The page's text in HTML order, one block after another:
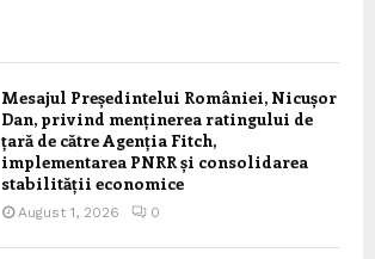
Mesajul Președintelui României, Nicușor
Dan, privind menținerea ratingului de
țară de către Agenția Fitch,
implementarea PNRR și consolidarea
stabilității economice
August 1, 2026 0